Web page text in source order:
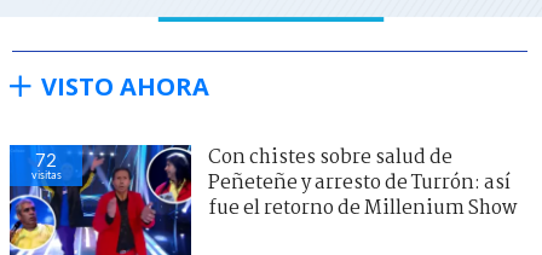
VISTO AHORA
72
visitas
Con chistes sobre salud de
Peñeteñe y arresto de Turrón: así
fue el retorno de Millenium Show